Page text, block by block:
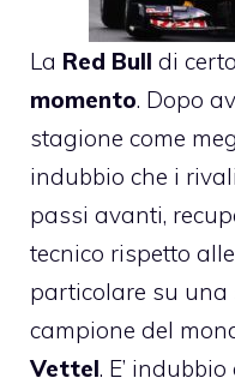
La Red Bull di certo
momento. Dopo
stagione come
indubbio che i
passi avanti,
tecnico rispetto
particolare su una
campione del
Vettel. E’